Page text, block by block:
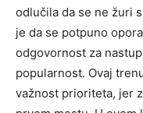
odlučila da se ne žuri
je da se potpuno
odgovornost za
popularnost. Ovaj
važnost prioriteta, jer